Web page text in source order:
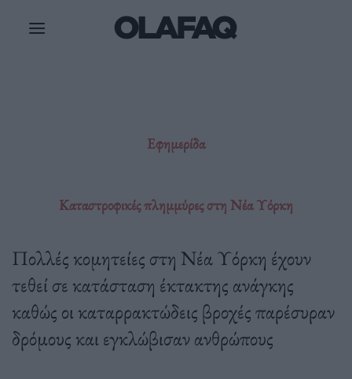
Εφημερίδα
Καταστροφικές πλημμύρες στη Νέα Υόρκη
Πολλές κομητείες στη Νέα Υόρκη έχουν
τεθεί σε κατάσταση έκτακτης ανάγκης
καθώς οι καταρρακτώδεις βροχές παρέσυραν
δρόμους και εγκλώβισαν ανθρώπους